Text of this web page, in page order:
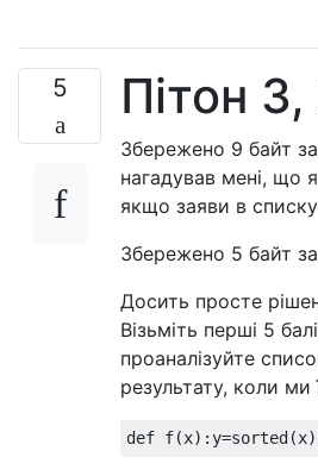
5 Пітон
Збережено 9 байт
нагадував мені, що
якщо заяви в списку
Збережено 5 байт
Досить просте
Візьміть перші 5
проаналізуйте
результату, коли ми